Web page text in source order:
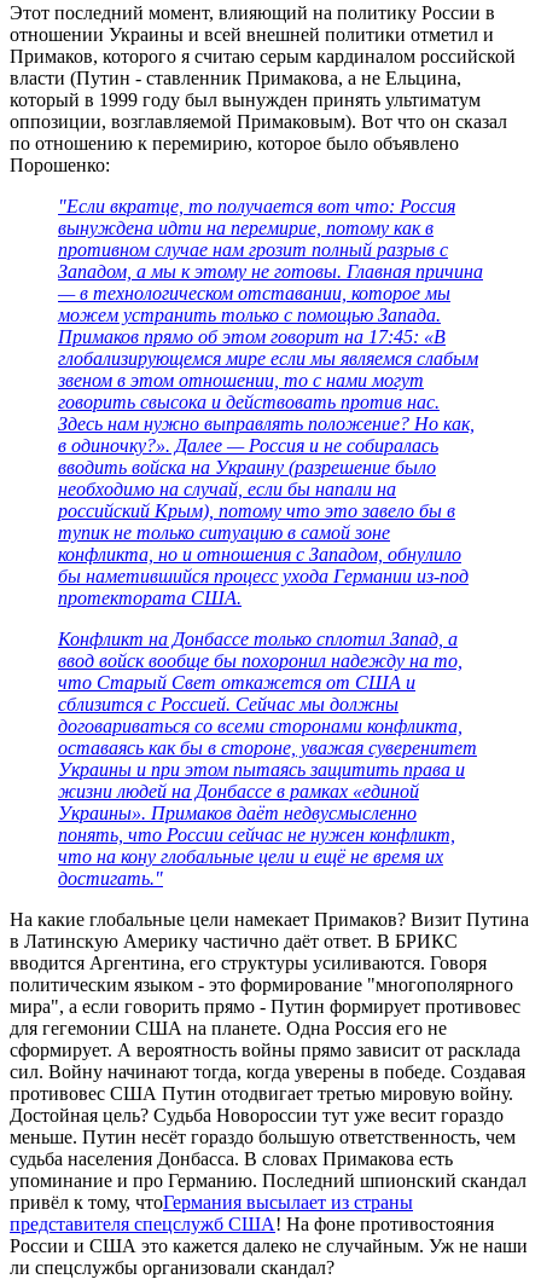
Этот последний момент, влияющий на политику России в
отношении Украины и всей внешней политики отметил и
Примаков, которого я считаю серым кардиналом российской
власти (Путин - ставленник Примакова, а не Ельцина,
который в 1999 году был вынужден принять ультиматум
оппозиции, возглавляемой Примаковым). Вот что он сказал
по отношению к перемирию, которое было объявлено
Порошенко:
"Если вкратце, то получается вот что: Россия
вынуждена идти на перемирие, потому как в
противном случае нам грозит полный разрыв с
Западом, а мы к этому не готовы. Главная причина
— в технологическом отставании, которое мы
можем устранить только с помощью Запада.
Примаков прямо об этом говорит на 17:45: «В
глобализирующемся мире если мы являемся слабым
звеном в этом отношении, то с нами могут
говорить свысока и действовать против нас.
Здесь нам нужно выправлять положение? Но как,
в одиночку?». Далее — Россия и не собиралась
вводить войска на Украину (разрешение было
необходимо на случай, если бы напали на
российский Крым), потому что это завело бы в
тупик не только ситуацию в самой зоне
конфликта, но и отношения с Западом, обнулило
бы наметившийся процесс ухода Германии из-под
протектората США.
Конфликт на Донбассе только сплотил Запад, а
ввод войск вообще бы похоронил надежду на то,
что Старый Свет откажется от США и
сблизится с Россией. Сейчас мы должны
договариваться со всеми сторонами конфликта,
оставаясь как бы в стороне, уважая суверенитет
Украины и при этом пытаясь защитить права и
жизни людей на Донбассе в рамках «единой
Украины». Примаков даёт недвусмысленно
понять, что России сейчас не нужен конфликт,
что на кону глобальные цели и ещё не время их
достигать."
На какие глобальные цели намекает Примаков? Визит Путина
в Латинскую Америку частично даёт ответ. В БРИКС
вводится Аргентина, его структуры усиливаются. Говоря
политическим языком - это формирование "многополярного
мира", а если говорить прямо - Путин формирует противовес
для гегемонии США на планете. Одна Россия его не
сформирует. А вероятность войны прямо зависит от расклада
сил. Войну начинают тогда, когда уверены в победе. Создавая
противовес США Путин отодвигает третью мировую войну.
Достойная цель? Судьба Новороссии тут уже весит гораздо
меньше. Путин несёт гораздо большую ответственность, чем
судьба населения Донбасса. В словах Примакова есть
упоминание и про Германию. Последний шпионский скандал
привёл к тому, чтоГермания высылает из страны
представителя спецслужб США! На фоне противостояния
России и США это кажется далеко не случайным. Уж не наши
ли спецслужбы организовали скандал?